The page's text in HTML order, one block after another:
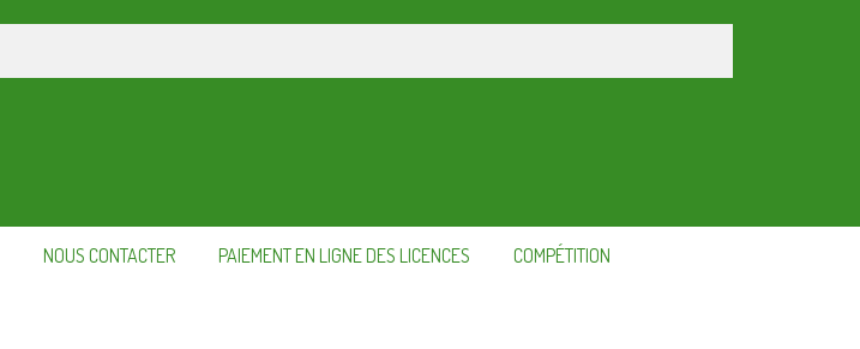
NOUS CONTACTER PAIEMENT EN LIGNE DES LICENCES COMPÉTITION